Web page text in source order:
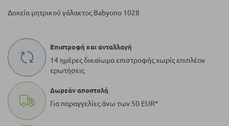
Δοχεία μητρικού γάλακτος Babyono 1028
Επιστροφή και ανταλλαγή
14 ημέρες δικαίωμα επιστροφής χωρίς επιπλέον
ερωτήσεις
Δωρεάν αποστολή
Για παραγγελίες άνω των 50 EUR*